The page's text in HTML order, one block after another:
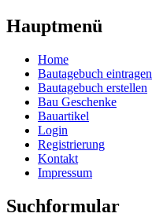
Hauptmenü
Home
Bautagebuch eintragen
Bautagebuch erstellen
Bau Geschenke
Bauartikel
Login
Registrierung
Kontakt
Impressum
Suchformular